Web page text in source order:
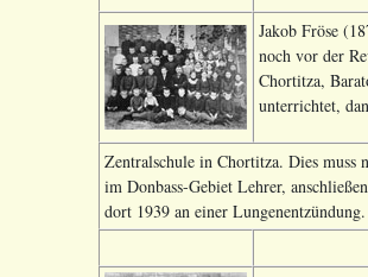
Jakob Fröse
noch vor der
Chortitza,
unterrichtet,
Zentralschule in Chortitza. Dies muss
im Donbass-Gebiet Lehrer,
dort 1939 an einer